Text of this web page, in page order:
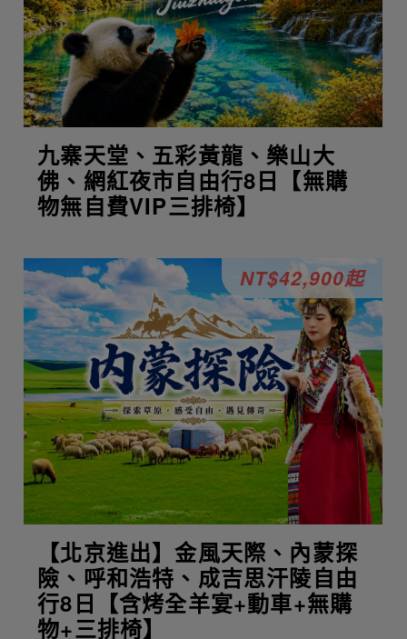
九寨天堂、五彩黃龍、樂山大
佛、網紅夜市自由行8日【無購
物無自費VIP三排椅】
【北京進出】金風天際、內蒙探
險、呼和浩特、成吉思汗陵自由
行8日【含烤全羊宴+動車+無購
物+三排椅】
NT$42,900起